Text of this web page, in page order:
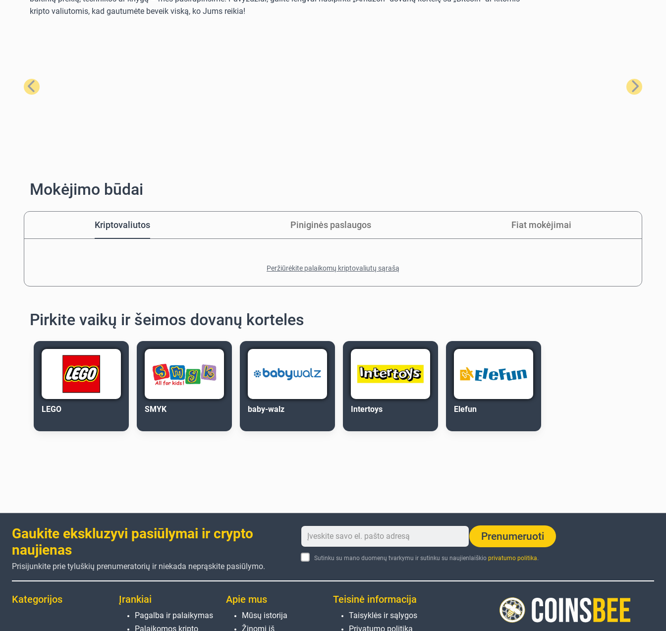
kripto valiutomis, kad gautumėte beveik viską, ko Jums reikia!
Ankstesnis Kitas
Mokėjimo būdai
Kriptovaliutos Piniginės paslaugos Fiat mokėjimai
Peržiūrėkite palaikomų kriptovaliutų sąrašą
Pirkite vaikų ir šeimos dovanų korteles
LEGO SMYK baby-walz Intertoys Elefun
Gaukite ekskluzyvi pasiūlymai ir crypto
naujienas
Prisijunkite prie tyluškių prenumeratorių ir niekada neprąskite pasiūlymo.
Prenumeruoti
Sutinku su mano duomenų tvarkymu ir sutinku su naujienlaiškio privatumo politika.
Kategorijos Įrankiai
Pagalba ir palaikymas
Palaikomos kripto
Apie mus
Mūsų istorija
Žinomi iš
Teisinė informacija
Taisyklės ir sąlygos
Privatumo politika